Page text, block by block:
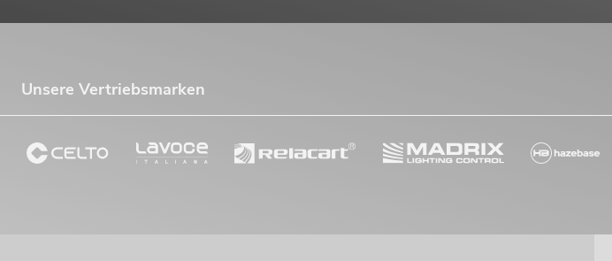
Unsere Vertriebsmarken